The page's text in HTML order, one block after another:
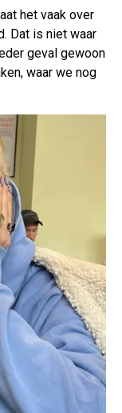
het vaak over
Dat is niet waar
geval gewoon
waar we nog